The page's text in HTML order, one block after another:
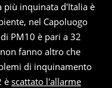
più inquinata d'Italia è
nel Capoluogo
PM10 è pari a 32
fanno altro che
di inquinamento
è scattato l'allarme